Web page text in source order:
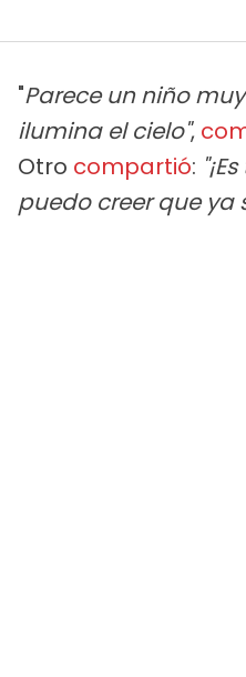
"Parece un niño
ilumina el cielo",
Otro compartió:
puedo creer que ya